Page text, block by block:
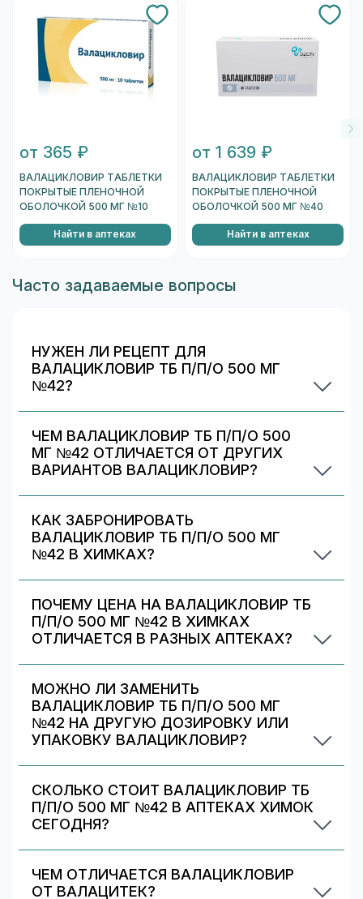
от 365 ₽
ВАЛАЦИКЛОВИР ТАБЛЕТКИ
ПОКРЫТЫЕ ПЛЕНОЧНОЙ
ОБОЛОЧКОЙ 500 МГ №10
Найти в аптеках
от 1 639 ₽
ВАЛАЦИКЛОВИР ТАБЛЕТКИ
ПОКРЫТЫЕ ПЛЕНОЧНОЙ
ОБОЛОЧКОЙ 500 МГ №40
Найти в аптеках
Часто задаваемые вопросы
НУЖЕН ЛИ РЕЦЕПТ ДЛЯ
ВАЛАЦИКЛОВИР ТБ П/П/О 500 МГ
№42?
Уточняйте правила у выбранной аптеки.
ЧЕМ ВАЛАЦИКЛОВИР ТБ П/П/О 500
МГ №42 ОТЛИЧАЕТСЯ ОТ ДРУГИХ
ВАРИАНТОВ ВАЛАЦИКЛОВИР?
«Формы выпуска» можно сравнить цены и
наличие по другим вариантам.
КАК ЗАБРОНИРОВАТЬ
ВАЛАЦИКЛОВИР ТБ П/П/О 500 МГ
№42 В ХИМКАХ?
(если доступно). После оформления получите
номер заказа и выкупите препарат в аптеке.
ПОЧЕМУ ЦЕНА НА ВАЛАЦИКЛОВИР ТБ
П/П/О 500 МГ №42 В ХИМКАХ
ОТЛИЧАЕТСЯ В РАЗНЫХ АПТЕКАХ?
разных аптек в Химках — выбирайте самое
выгодное и удобное по адресу/времени
работы.
МОЖНО ЛИ ЗАМЕНИТЬ
ВАЛАЦИКЛОВИР ТБ П/П/О 500 МГ
№42 НА ДРУГУЮ ДОЗИРОВКУ ИЛИ
УПАКОВКУ ВАЛАЦИКЛОВИР?
список альтернативных дозировок/упаковок
— сравните наличие и цену. Подбор дозировки
должен выполняться врачом.
СКОЛЬКО СТОИТ ВАЛАЦИКЛОВИР ТБ
П/П/О 500 МГ №42 В АПТЕКАХ ХИМОК
СЕГОДНЯ?
аптеках Химок — 1283 ₽, максимальная —
ЧЕМ ОТЛИЧАЕТСЯ ВАЛАЦИКЛОВИР
ОТ ВАЛАЦИТЕК?